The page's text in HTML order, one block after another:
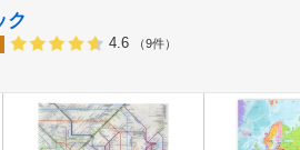
ク
4.6 （9件）